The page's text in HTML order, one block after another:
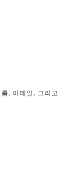
, 이메일, 그리고